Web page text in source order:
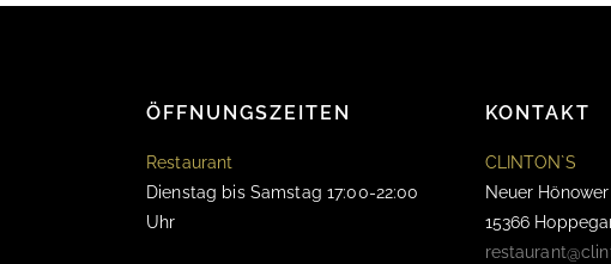
ÖFFNUNGSZEITEN
Restaurant
Dienstag bis Samstag 17:00-22:00
Uhr
KONTAKT
CLINTON`S
Neuer
15366